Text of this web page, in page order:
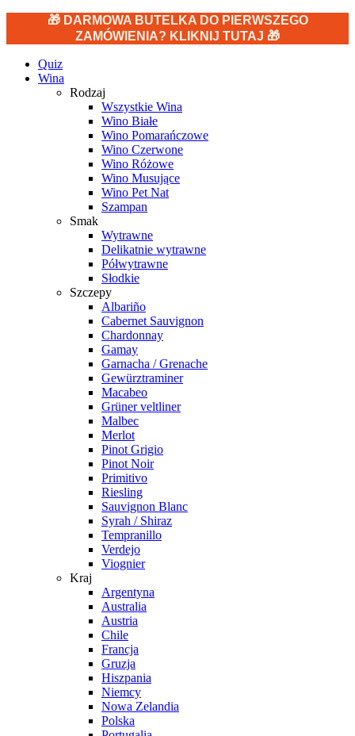
🎁 DARMOWA BUTELKA DO PIERWSZEGO
ZAMÓWIENIA? KLIKNIJ TUTAJ 🎁
Quiz
Wina
Rodzaj
Wszystkie Wina
Wino Białe
Wino Pomarańczowe
Wino Czerwone
Wino Różowe
Wino Musujące
Wino Pet Nat
Szampan
Smak
Wytrawne
Delikatnie wytrawne
Półwytrawne
Słodkie
Szczepy
Albariño
Cabernet Sauvignon
Chardonnay
Gamay
Garnacha / Grenache
Gewürztraminer
Macabeo
Grüner veltliner
Malbec
Merlot
Pinot Grigio
Pinot Noir
Primitivo
Riesling
Sauvignon Blanc
Syrah / Shiraz
Tempranillo
Verdejo
Viognier
Kraj
Argentyna
Australia
Austria
Chile
Francja
Gruzja
Hiszpania
Niemcy
Nowa Zelandia
Polska